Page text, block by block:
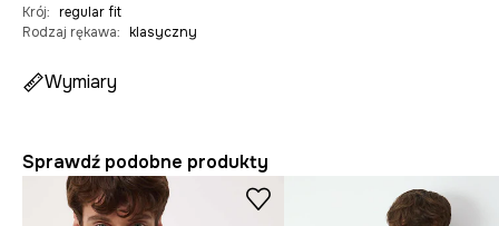
Krój: regular fit
Rodzaj rękawa: klasyczny
Wymiary
Sprawdź podobne produkty